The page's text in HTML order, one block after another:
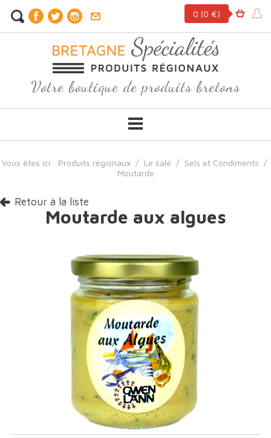
Votre boutique de produits bretons
0 (0 €)
Vous êtes ici : Produits régionaux/ Le salé / Sels et Condiments /
Moutarde
Retour à la liste
Moutarde aux algues